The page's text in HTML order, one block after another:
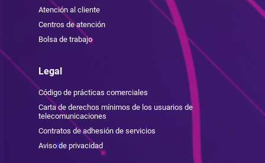
Atención al cliente
Centros de atención
Bolsa de trabajo
Legal
Código de prácticas comerciales
Carta de derechos mínimos de los usuarios de
telecomunicaciones
Contratos de adhesión de servicios
Aviso de privacidad